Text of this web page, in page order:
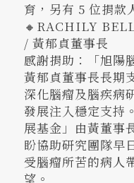
育，另有 5 位捐款
🔸RACHILY
/ 黃郁貞董事長
感謝捐助：「旭陽
黃郁貞董事長長期
深化腦瘤及腦疾病
發展注入穩定支持
展基金」由黃董事
盼協助研究團隊早
受腦瘤所苦的病人
望。